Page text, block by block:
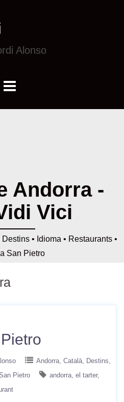
Alonso
Andorra -
Vici
Destins• Idioma • Restaurants•
San Pietro
Andorra Català
Destins
Pietro andorra el tarter